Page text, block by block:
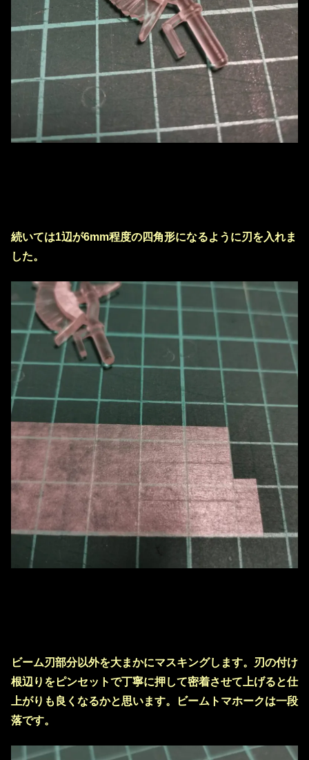
続いては1辺が6mm程度の四角形になるように刃を入れま
した。
ビーム刃部分以外を大まかにマスキングします。刃の付け
根辺りをピンセットで丁寧に押して密着させて上げると仕
上がりも良くなるかと思います。ビームトマホークは一段
落です。